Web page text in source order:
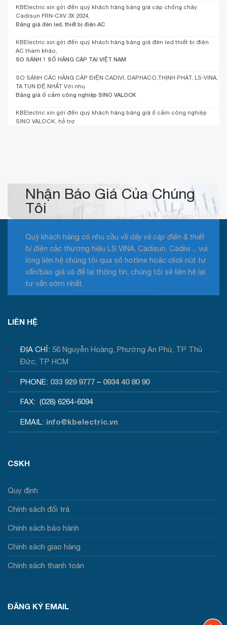
KBElectric xin gởi đến quý khách hàng bảng giá cáp chống cháy
Cadisun FRN-CXV 3X 2024,
Bảng giá đèn led, thiết bị điện AC
KBElectric xin gởi đến quý khách hàng bảng giá đèn led thiết bị điện
AC tham khảo,
SO SÁNH 1 SỐ HÃNG CÁP TẠI VIỆT NAM
SO SÁNH CÁC HÃNG CÁP ĐIỆN CADIVI, DAPHACO,THỊNH PHÁT, LS-VINA,
TA TUN ĐỆ NHẤT Với nhu
Bảng giá ổ cắm công nghiệp SINO VALOCK
KBElectric xin gởi đến quý khách hàng bảng giá ổ cắm công nghiệp
SINO VALOCK, hỗ trợ
Nhận Báo Giá Của Chúng
Tôi
Quý khách hàng có nhu cầu về dây và cáp điện & thiết
bị điện các thương hiệu LS VINA, Cadisun, Cadivi ... vui
lòng liên hệ chúng tôi qua số hotline hoặc click nút tư
vấn/báo giá và để lại thông tin, chúng tôi sẽ liên hệ lại
tư vấn sớm nhất.
LIÊN HỆ
ĐỊA CHỈ: 56 Nguyễn Hoàng, Phường An Phú, TP Thủ
Đức, TP HCM
PHONE: 033 929 9777 – 0934 40 80 90
FAX: (028) 6264-6094
EMAIL: info@kbelectric.vn
CSKH
Quy định
Chính sách đổi trả
Chính sách bảo hành
Chính sách giao hàng
Chính sách thanh toán
ĐĂNG KÝ EMAIL